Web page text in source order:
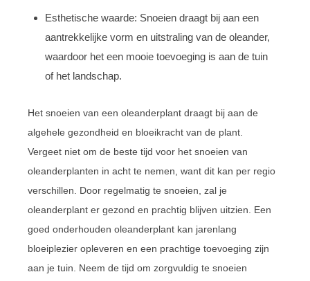
Esthetische waarde: Snoeien draagt bij aan een
aantrekkelijke vorm en uitstraling van de oleander,
waardoor het een mooie toevoeging is aan de tuin
of het landschap.
Het snoeien van een oleanderplant draagt bij aan de
algehele gezondheid en bloeikracht van de plant.
Vergeet niet om de beste tijd voor het snoeien van
oleanderplanten in acht te nemen, want dit kan per regio
verschillen. Door regelmatig te snoeien, zal je
oleanderplant er gezond en prachtig blijven uitzien. Een
goed onderhouden oleanderplant kan jarenlang
bloeiplezier opleveren en een prachtige toevoeging zijn
aan je tuin. Neem de tijd om zorgvuldig te snoeien